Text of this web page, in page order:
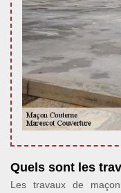
Quels sont les
Les travaux de